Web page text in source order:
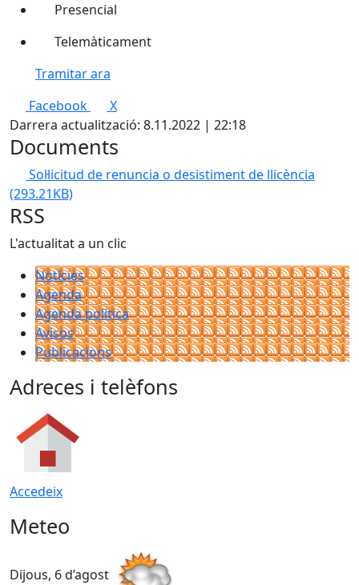
Presencial
Telemàticament
Tramitar ara
Facebook
X
Darrera actualització: 8.11.2022 | 22:18
Documents
Sol·licitud de renuncia o desistiment de llicència
(293.21KB)
RSS
L'actualitat a un clic
Notícies
Agenda
Agenda política
Avisos
Publicacions
Adreces i telèfons
Accedeix
Meteo
Dijous, 6 d’agost